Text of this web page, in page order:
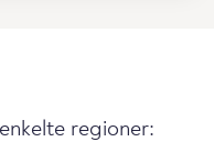
regioner: